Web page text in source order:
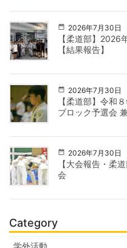
2026年7月30日
【柔道部】2026
【結果報告】
2026年7月30日
【柔道部】令和
ブロック予選会
2026年7月30日
【大会報告・柔
会
Category
学外活動